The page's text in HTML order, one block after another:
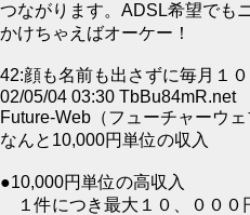
つながります。ADSL希望でも
かけちゃえばオーケー！
42:顔も名前も出さずに毎月１
02/05/04 03:30 TbBu84mR.net
Future-Web（フューチャーウ
なんと10,000円単位の収
●10,000円単位の高収入
１件につき最大１０、０００